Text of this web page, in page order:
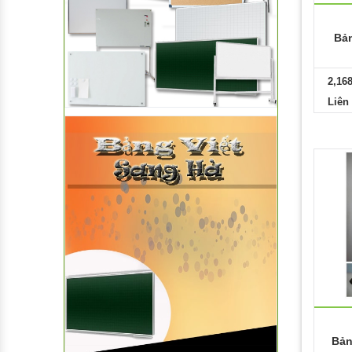
Khay Nhựa
Xô Nhựa
Nhựa Gia Dụng Khác
Ly nhựa
Bô + Nắp
Dĩa nhựa
Hộp nhựa
Hũ Nhựa
Mâm Nhựa
Liên